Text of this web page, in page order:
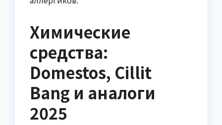
Химические
средства:
Domestos, Cillit
Bang и аналоги
2025